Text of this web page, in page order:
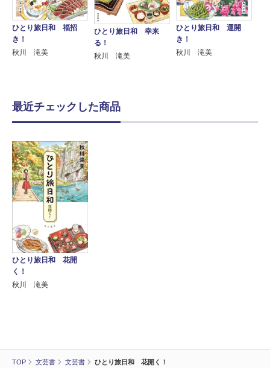
TOP 文芸書 文芸書 ひとり旅日和 花開く！
ひとり旅日和 福招
き！
秋川 滝美
ひとり旅日和 幸来
る！
秋川 滝美
ひとり旅日和 運開
き！
秋川 滝美
最近チェックした商品
ひとり旅日和 花開
く！
秋川 滝美